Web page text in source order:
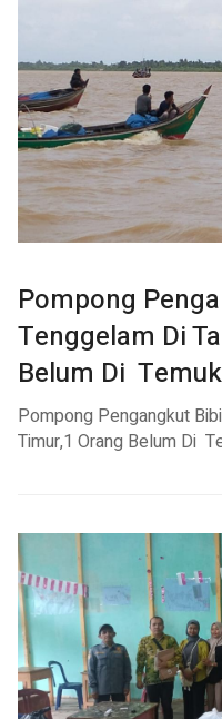
Pompong
Tenggelam Di
Belum Di
Pompong Pengangkut
Timur,1 Orang Belum Di